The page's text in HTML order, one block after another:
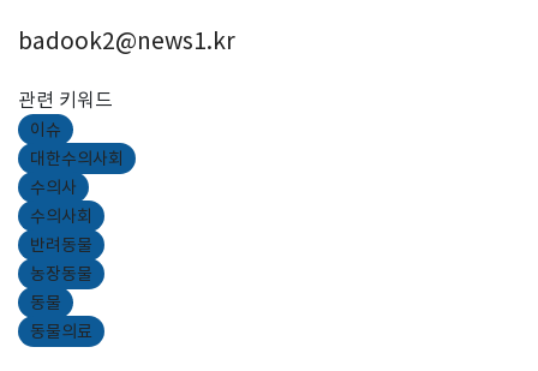
badook2@news1.kr
관련 키워드
이슈
대한수의사회
수의사
수의사회
반려동물
농장동물
동물
동물의료